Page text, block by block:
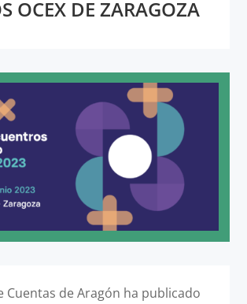
OCEX DE ZARAGOZA
Cuentas de Aragón ha publicado